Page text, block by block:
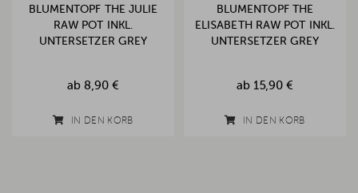
BLUMENTOPF THE JULIE
RAW POT INKL.
UNTERSETZER GREY
ab 8,90 €
IN DEN KORB
BLUMENTOPF THE
ELISABETH RAW POT INKL.
UNTERSETZER GREY
ab 15,90 €
IN DEN KORB